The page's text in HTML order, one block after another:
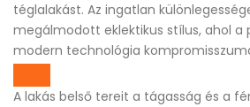
téglalakást. Az ingatlan
megálmodott eklektikus stílus, ahol a
modern technológia
A lakás belső tereit a tágasság és a